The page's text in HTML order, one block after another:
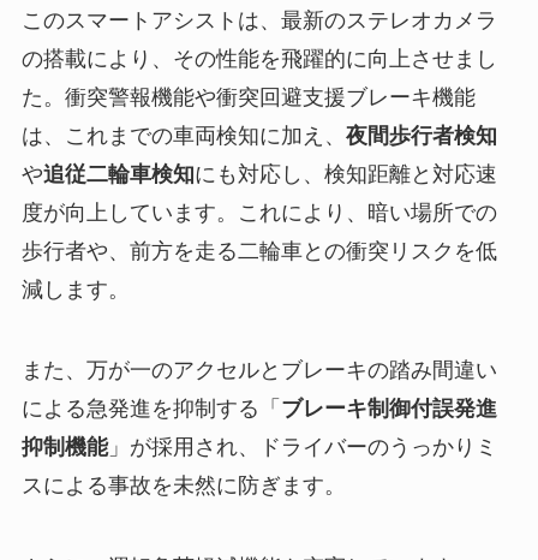
このスマートアシストは、最新のステレオカメラ
の搭載により、その性能を飛躍的に向上させまし
た。衝突警報機能や衝突回避支援ブレーキ機能
は、これまでの車両検知に加え、 夜間歩行者検知
や追従二輪車検知にも対応し、検知距離と対応速
度が向上しています。これにより、暗い場所での
歩行者や、前方を走る二輪車との衝突リスクを低
減します。
また、万が一のアクセルとブレーキの踏み間違い
による急発進を抑制する「 ブレーキ制御付誤発進
抑制機能」が採用され、ドライバーのうっかりミ
スによる事故を未然に防ぎます。